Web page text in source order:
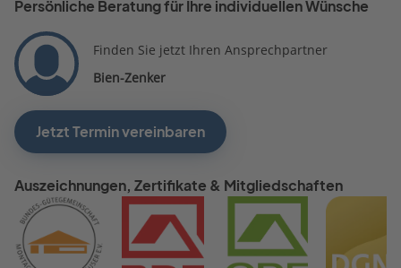
Persönliche Beratung für Ihre individuellen Wünsche
Finden Sie jetzt Ihren Ansprechpartner
Bien-Zenker
Jetzt Termin vereinbaren
Auszeichnungen, Zertifikate & Mitgliedschaften